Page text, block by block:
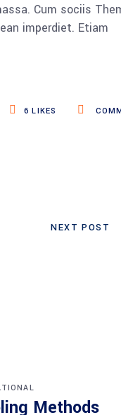
Cum sociis
imperdiet. Etiam
6 LIKES
NEXT POST
Methods